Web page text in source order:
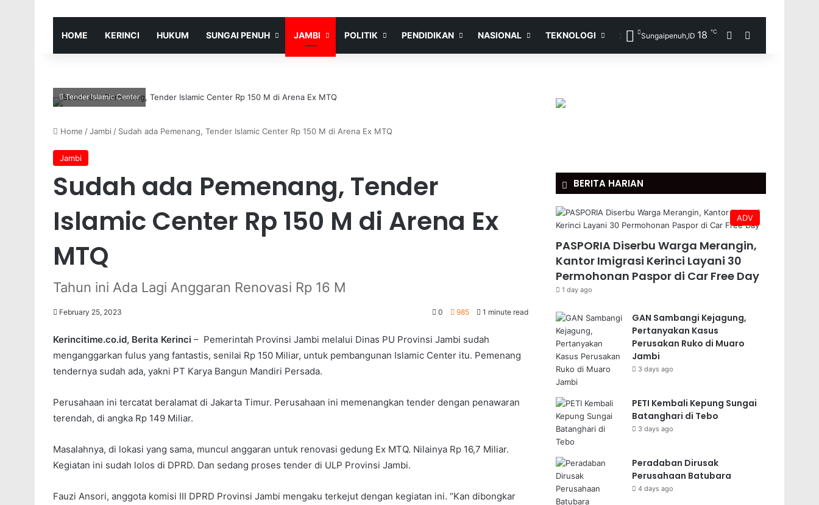
HOME KERINCI HUKUM SUNGAI PENUH JAMBI POLITIK PENDIDIKAN NASIONAL TEKNOLOGI Sungaipenuh,ID 18 ℃ Random Article
Tender Islamic Center
Home /Jambi / Sudah ada Pemenang, Tender Islamic Center Rp 150 M di Arena Ex MTQ
Jambi
Sudah ada Pemenang, Tender
Islamic Center Rp 150 M di Arena Ex
MTQ
Tahun ini Ada Lagi Anggaran Renovasi Rp 16 M
February 25, 2023 0 985 1 minute read
Kerincitime.co.id, Berita Kerinci – Pemerintah Provinsi Jambi melalui Dinas PU Provinsi Jambi sudah
menganggarkan fulus yang fantastis, senilai Rp 150 Miliar, untuk pembangunan Islamic Center itu. Pemenang
tendernya sudah ada, yakni PT Karya Bangun Mandiri Persada.
Perusahaan ini tercatat beralamat di Jakarta Timur. Perusahaan ini memenangkan tender dengan penawaran
terendah, di angka Rp 149 Miliar.
Masalahnya, di lokasi yang sama, muncul anggaran untuk renovasi gedung Ex MTQ. Nilainya Rp 16,7 Miliar.
Kegiatan ini sudah lolos di DPRD. Dan sedang proses tender di ULP Provinsi Jambi.
Fauzi Ansori, anggota komisi III DPRD Provinsi Jambi mengaku terkejut dengan kegiatan ini. “Kan dibongkar
BERITA HARIAN
ADV
PASPORIA Diserbu Warga Merangin,
Kantor Imigrasi Kerinci Layani 30
Permohonan Paspor di Car Free Day
1 day ago
GAN Sambangi Kejagung,
Pertanyakan Kasus
Perusakan Ruko di Muaro
Jambi
3 days ago
PETI Kembali Kepung Sungai
Batanghari di Tebo
3 days ago
Peradaban Dirusak
Perusahaan Batubara
4 days ago